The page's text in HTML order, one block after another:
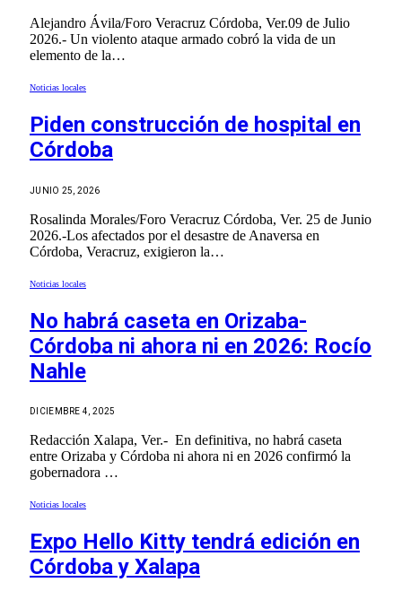
Alejandro Ávila/Foro Veracruz Córdoba, Ver.09 de Julio
2026.- Un violento ataque armado cobró la vida de un
elemento de la…
Noticias locales
Piden construcción de hospital en
Córdoba
JUNIO 25, 2026
Rosalinda Morales/Foro Veracruz Córdoba, Ver. 25 de Junio
2026.-Los afectados por el desastre de Anaversa en
Córdoba, Veracruz, exigieron la…
Noticias locales
No habrá caseta en Orizaba-
Córdoba ni ahora ni en 2026: Rocío
Nahle
DICIEMBRE 4, 2025
Redacción Xalapa, Ver.- En definitiva, no habrá caseta
entre Orizaba y Córdoba ni ahora ni en 2026 confirmó la
gobernadora …
Noticias locales
Expo Hello Kitty tendrá edición en
Córdoba y Xalapa